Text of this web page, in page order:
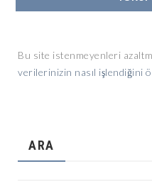
Bu site istenmeyenleri
verilerinizin nasıl işlendiğini
ARA